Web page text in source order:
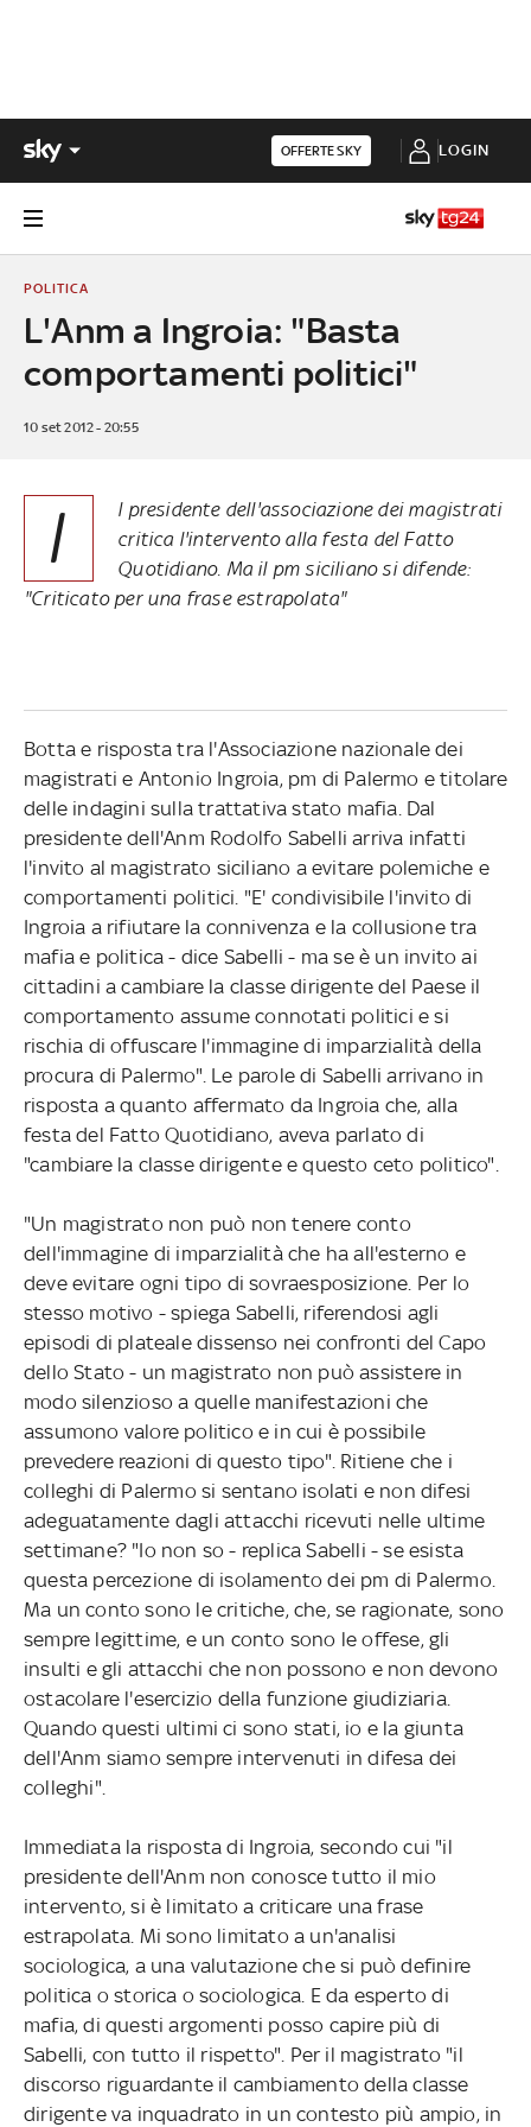
OFFERTE SKY LOGIN
L'Anm a Ingroia: "Basta
comportamenti politici"
POLITICA
10 set 2012 - 20:55
I
l presidente dell'associazione dei magistrati
critica l'intervento alla festa del Fatto
Quotidiano. Ma il pm siciliano si difende:
"Criticato per una frase estrapolata"
Botta e risposta tra l'Associazione nazionale dei
magistrati e Antonio Ingroia, pm di Palermo e titolare
delle indagini sulla trattativa stato mafia. Dal
presidente dell'Anm Rodolfo Sabelli arriva infatti
l'invito al magistrato siciliano a evitare polemiche e
comportamenti politici. "E' condivisibile l'invito di
Ingroia a rifiutare la connivenza e la collusione tra
mafia e politica - dice Sabelli - ma se è un invito ai
cittadini a cambiare la classe dirigente del Paese il
comportamento assume connotati politici e si
rischia di offuscare l'immagine di imparzialità della
procura di Palermo". Le parole di Sabelli arrivano in
risposta a quanto affermato da Ingroia che, alla
festa del Fatto Quotidiano, aveva parlato di
"cambiare la classe dirigente e questo ceto politico".
"Un magistrato non può non tenere conto
dell'immagine di imparzialità che ha all'esterno e
deve evitare ogni tipo di sovraesposizione. Per lo
stesso motivo - spiega Sabelli, riferendosi agli
episodi di plateale dissenso nei confronti del Capo
dello Stato - un magistrato non può assistere in
modo silenzioso a quelle manifestazioni che
assumono valore politico e in cui è possibile
prevedere reazioni di questo tipo". Ritiene che i
colleghi di Palermo si sentano isolati e non difesi
adeguatamente dagli attacchi ricevuti nelle ultime
settimane? "Io non so - replica Sabelli - se esista
questa percezione di isolamento dei pm di Palermo.
Ma un conto sono le critiche, che, se ragionate, sono
sempre legittime, e un conto sono le offese, gli
insulti e gli attacchi che non possono e non devono
ostacolare l'esercizio della funzione giudiziaria.
Quando questi ultimi ci sono stati, io e la giunta
dell'Anm siamo sempre intervenuti in difesa dei
colleghi".
Immediata la risposta di Ingroia, secondo cui "il
presidente dell'Anm non conosce tutto il mio
intervento, si è limitato a criticare una frase
estrapolata. Mi sono limitato a un'analisi
sociologica, a una valutazione che si può definire
politica o storica o sociologica. E da esperto di
mafia, di questi argomenti posso capire più di
Sabelli, con tutto il rispetto". Per il magistrato "il
discorso riguardante il cambiamento della classe
dirigente va inquadrato in un contesto più ampio, in